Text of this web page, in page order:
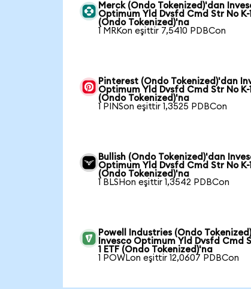
Merck (Ondo Tokenized)'dan
Optimum Yld Dvsfd Cmd Str No K-
(Ondo Tokenized)'na
1 MRKon eşittir 7,5410 PDBCon
Pinterest (Ondo Tokenized)'dan
Optimum Yld Dvsfd Cmd Str No K-
(Ondo Tokenized)'na
1 PINSon eşittir 1,3525 PDBCon
Bullish (Ondo Tokenized)'dan
Optimum Yld Dvsfd Cmd Str No K-
(Ondo Tokenized)'na
1 BLSHon eşittir 1,3542 PDBCon
Powell Industries (Ondo
Invesco Optimum Yld Dvsfd Cmd
1 ETF (Ondo Tokenized)'na
1 POWLon eşittir 12,0607 PDBCon